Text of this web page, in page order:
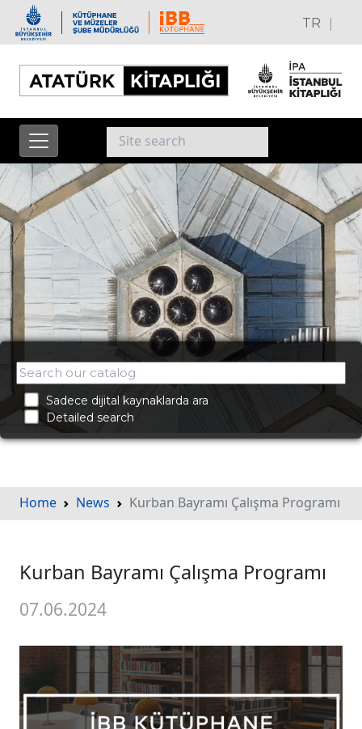
TR |
Sadece dijital kaynaklarda ara
Detailed search
Home News Kurban Bayramı Çalışma Programı
Kurban Bayramı Çalışma Programı
07.06.2024